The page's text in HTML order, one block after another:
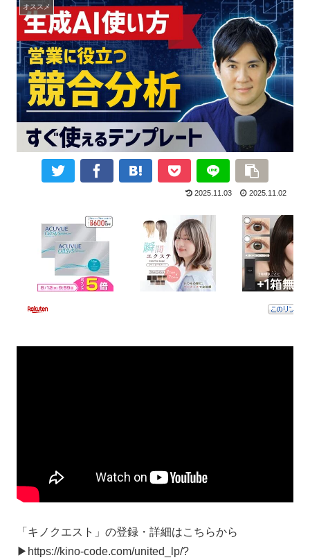
オススメ
2025.11.03 2025.11.02
「キノクエスト」の登録・詳細はこちらから
▶︎https://kino-code.com/united_lp/?